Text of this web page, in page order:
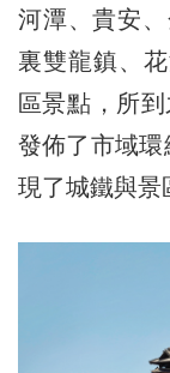
河潭、貴安
裏雙龍鎮、
區景點，所
發佈了市域
現了城鐵與景